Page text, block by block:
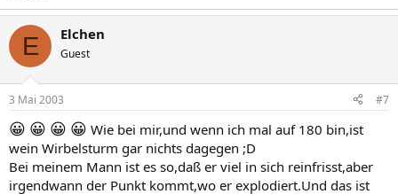
E Elchen
Guest
3 Mai 2003 #7
😀 😀 😀 😀 Wie bei mir,und wenn ich mal auf 180 bin,ist
wein Wirbelsturm gar nichts dagegen ;D
Bei meinem Mann ist es so,daß er viel in sich reinfrisst,aber
irgendwann der Punkt kommt,wo er explodiert.Und das ist